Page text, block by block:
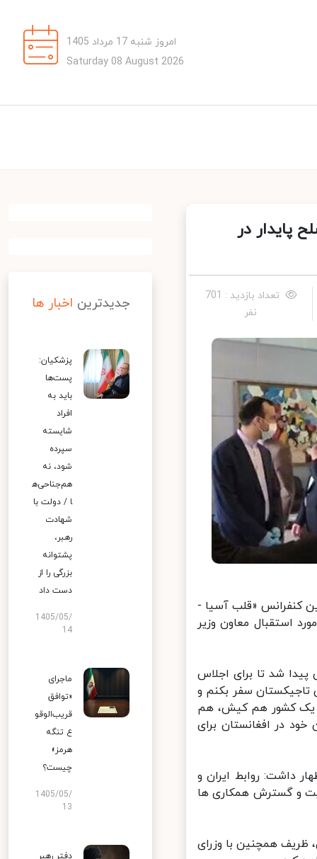
امروز شنبه 17 مرداد 1405
Saturday 08 August 2026
در
تعداد بازدید : 701
نفر
کنفرانس «قلب آسیا -
استقبال معاون وزیر
شد تا برای اجلاس
سفر بکنم و
یک کشور هم کیش، هم
در افغانستان برای
داشت: روابط ایران و
و گسترش همکاری ها
همچنین با وزرای
جدیدترین اخبار ها
پزشکیان:
پست‌ها
باید به
افراد
شایسته
سپرده
شود، نه
هم‌جناحی‌ه
ا / دولت با
شهادت
رهبر،
پشتوانه
بزرگی را از
دست داد
1405/05/
14
ماجرای
«توافق
قریب‌الوقو
ع تنگه
هرمز»
چیست؟
1405/05/
13
دفتر رهبر